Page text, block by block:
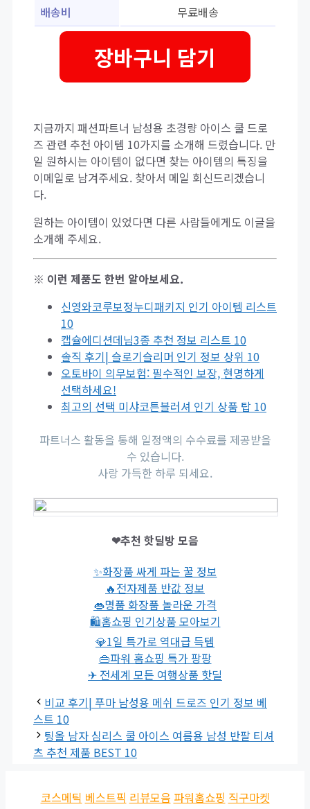
배송비
무료배송
장바구니 담기
지금까지 패션파트너 남성용 초경량 아이스 쿨 드로
즈 관련 추천 아이템 10가지를 소개해 드렸습니다. 만
일 원하시는 아이템이 없다면 찾는 아이템의 특징을
이메일로 남겨주세요. 찾아서 메일 회신드리겠습니
다.
원하는 아이템이 있었다면 다른 사람들에게도 이글을
소개해 주세요.
※ 이런 제품도 한번 알아보세요.
신영와코루보정누디패키지 인기 아이템 리스트
10
캡슐에디션데님3종 추천 정보 리스트 10
솔직 후기| 슬로기슬리머 인기 정보 상위 10
오토바이 의무보험: 필수적인 보장, 현명하게
선택하세요!
최고의 선택 미샤코튼블러셔 인기 상품 탑 10
파트너스 활동을 통해 일정액의 수수료를 제공받을
수 있습니다.
사랑 가득한 하루 되세요.
❤추천 핫딜방 모음
✨화장품 싸게 파는 꿀 정보
🔥전자제품 반값 정보
👄명품 화장품 놀라운 가격
🛍홈쇼핑 인기상품 모아보기
💎1일 특가로 역대급 득템
👜파워 홈쇼핑 특가 팡팡
✈ 전세계 모든 여행상품 핫딜
비교 후기| 푸마 남성용 메쉬 드로즈 인기 정보 베
스트 10
팅올 남자 심리스 쿨 아이스 여름용 남성 반팔 티셔
츠 추천 제품 BEST 10
코스메틱 베스트픽 리뷰모음 파워홈쇼핑 직구마켓